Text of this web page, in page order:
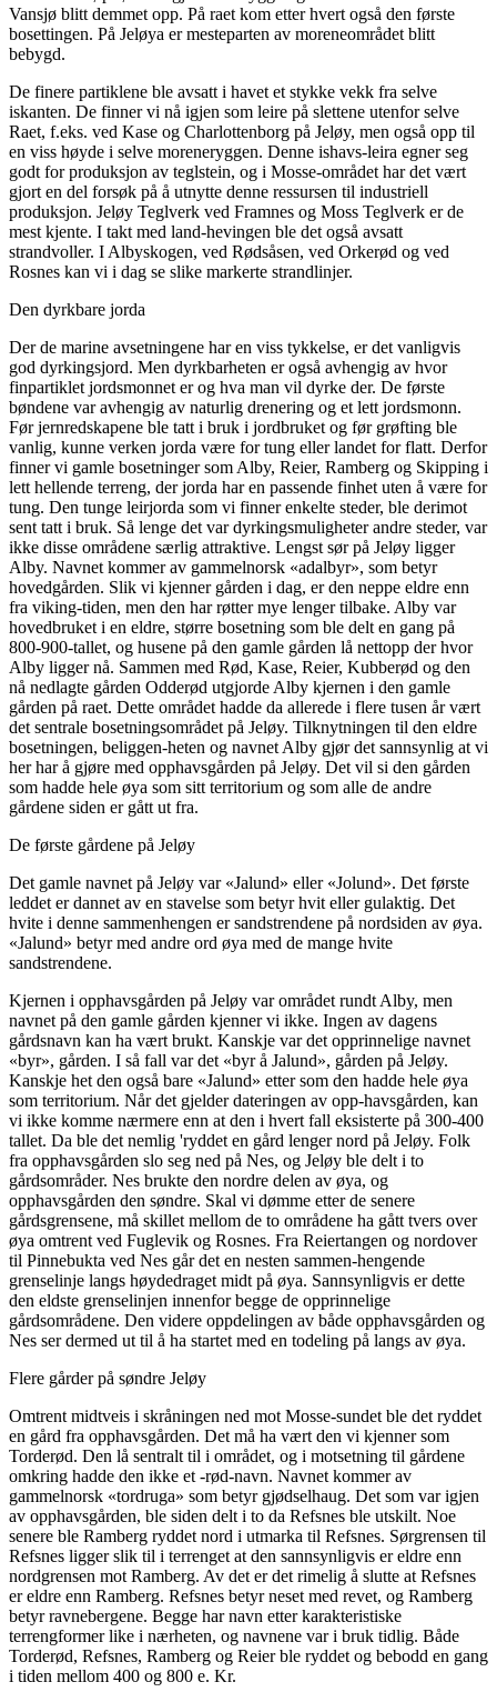
Vansjø blitt demmet opp. På raet kom etter hvert også den første
bosettingen. På Jeløya er mesteparten av moreneområdet blitt
bebygd.
De finere partiklene ble avsatt i havet et stykke vekk fra selve
iskanten. De finner vi nå igjen som leire på slettene utenfor selve
Raet, f.eks. ved Kase og Charlottenborg på Jeløy, men også opp til
en viss høyde i selve moreneryggen. Denne ishavs-leira egner seg
godt for produksjon av teglstein, og i Mosse-området har det vært
gjort en del forsøk på å utnytte denne ressursen til industriell
produksjon. Jeløy Teglverk ved Framnes og Moss Teglverk er de
mest kjente. I takt med land-hevingen ble det også avsatt
strandvoller. I Albyskogen, ved Rødsåsen, ved Orkerød og ved
Rosnes kan vi i dag se slike markerte strandlinjer.
Den dyrkbare jorda
Der de marine avsetningene har en viss tykkelse, er det vanligvis
god dyrkingsjord. Men dyrkbarheten er også avhengig av hvor
finpartiklet jordsmonnet er og hva man vil dyrke der. De første
bøndene var avhengig av naturlig drenering og et lett jordsmonn.
Før jernredskapene ble tatt i bruk i jordbruket og før grøfting ble
vanlig, kunne verken jorda være for tung eller landet for flatt. Derfor
finner vi gamle bosetninger som Alby, Reier, Ramberg og Skipping i
lett hellende terreng, der jorda har en passende finhet uten å være for
tung. Den tunge leirjorda som vi finner enkelte steder, ble derimot
sent tatt i bruk. Så lenge det var dyrkingsmuligheter andre steder, var
ikke disse områdene særlig attraktive. Lengst sør på Jeløy ligger
Alby. Navnet kommer av gammelnorsk «adalbyr», som betyr
hovedgården. Slik vi kjenner gården i dag, er den neppe eldre enn
fra viking-tiden, men den har røtter mye lenger tilbake. Alby var
hovedbruket i en eldre, større bosetning som ble delt en gang på
800-900-tallet, og husene på den gamle gården lå nettopp der hvor
Alby ligger nå. Sammen med Rød, Kase, Reier, Kubberød og den
nå nedlagte gården Odderød utgjorde Alby kjernen i den gamle
gården på raet. Dette området hadde da allerede i flere tusen år vært
det sentrale bosetningsområdet på Jeløy. Tilknytningen til den eldre
bosetningen, beliggen-heten og navnet Alby gjør det sannsynlig at vi
her har å gjøre med opphavsgården på Jeløy. Det vil si den gården
som hadde hele øya som sitt territorium og som alle de andre
gårdene siden er gått ut fra.
De første gårdene på Jeløy
Det gamle navnet på Jeløy var «Jalund» eller «Jolund». Det første
leddet er dannet av en stavelse som betyr hvit eller gulaktig. Det
hvite i denne sammenhengen er sandstrendene på nordsiden av øya.
«Jalund» betyr med andre ord øya med de mange hvite
sandstrendene.
Kjernen i opphavsgården på Jeløy var området rundt Alby, men
navnet på den gamle gården kjenner vi ikke. Ingen av dagens
gårdsnavn kan ha vært brukt. Kanskje var det opprinnelige navnet
«byr», gården. I så fall var det «byr å Jalund», gården på Jeløy.
Kanskje het den også bare «Jalund» etter som den hadde hele øya
som territorium. Når det gjelder dateringen av opp-havsgården, kan
vi ikke komme nærmere enn at den i hvert fall eksisterte på 300-400
tallet. Da ble det nemlig 'ryddet en gård lenger nord på Jeløy. Folk
fra opphavsgården slo seg ned på Nes, og Jeløy ble delt i to
gårdsområder. Nes brukte den nordre delen av øya, og
opphavsgården den søndre. Skal vi dømme etter de senere
gårdsgrensene, må skillet mellom de to områdene ha gått tvers over
øya omtrent ved Fuglevik og Rosnes. Fra Reiertangen og nordover
til Pinnebukta ved Nes går det en nesten sammen-hengende
grenselinje langs høydedraget midt på øya. Sannsynligvis er dette
den eldste grenselinjen innenfor begge de opprinnelige
gårdsområdene. Den videre oppdelingen av både opphavsgården og
Nes ser dermed ut til å ha startet med en todeling på langs av øya.
Flere gårder på søndre Jeløy
Omtrent midtveis i skråningen ned mot Mosse-sundet ble det ryddet
en gård fra opphavsgården. Det må ha vært den vi kjenner som
Torderød. Den lå sentralt til i området, og i motsetning til gårdene
omkring hadde den ikke et -rød-navn. Navnet kommer av
gammelnorsk «tordruga» som betyr gjødselhaug. Det som var igjen
av opphavsgården, ble siden delt i to da Refsnes ble utskilt. Noe
senere ble Ramberg ryddet nord i utmarka til Refsnes. Sørgrensen til
Refsnes ligger slik til i terrenget at den sannsynligvis er eldre enn
nordgrensen mot Ramberg. Av det er det rimelig å slutte at Refsnes
er eldre enn Ramberg. Refsnes betyr neset med revet, og Ramberg
betyr ravnebergene. Begge har navn etter karakteristiske
terrengformer like i nærheten, og navnene var i bruk tidlig. Både
Torderød, Refsnes, Ramberg og Reier ble ryddet og bebodd en gang
i tiden mellom 400 og 800 e. Kr.